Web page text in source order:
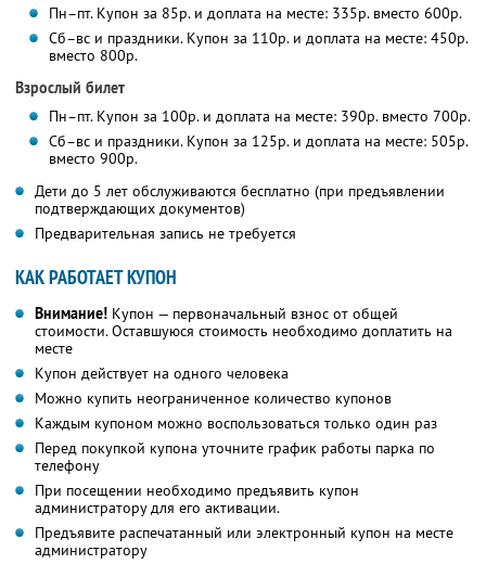
Пн–пт. Купон за 85р. и доплата на месте: 335р. вместо 600р.
Сб–вс и праздники. Купон за 110р. и доплата на месте: 450р.
вместо 800р.
Взрослый билет
Пн–пт. Купон за 100р. и доплата на месте: 390р. вместо 700р.
Сб–вс и праздники. Купон за 125р. и доплата на месте: 505р.
вместо 900р.
Дети до 5 лет обслуживаются бесплатно (при предъявлении
подтверждающих документов)
Предварительная запись не требуется
КАК РАБОТАЕТ КУПОН
Внимание! Купон — первоначальный взнос от общей
стоимости. Оставшуюся стоимость необходимо доплатить на
месте
Купон действует на одного человека
Можно купить неограниченное количество купонов
Каждым купоном можно воспользоваться только один раз
Перед покупкой купона уточните график работы парка по
телефону
При посещении необходимо предъявить купон
администратору для его активации.
Предъявите распечатанный или электронный купон на месте
администратору